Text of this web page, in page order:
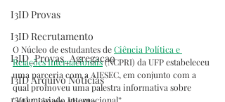
I3ID Provas
I3ID Recrutamento
I3ID_Provas_Agregacao
I3ID Arquivo Notícias
O Núcleo de estudantes de Ciência Política e
Relações Internacionais (NCPRI) da UFP estabeleceu
uma parceria com a AIESEC, em conjunto com a
qual promoveu uma palestra informativa sobre